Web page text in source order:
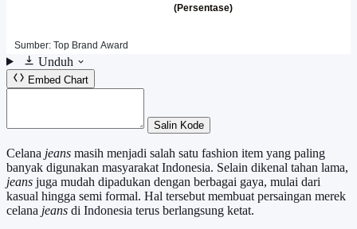
Unduh
Embed Chart
Salin Kode
Celana jeans masih menjadi salah satu fashion item yang paling
banyak digunakan masyarakat Indonesia. Selain dikenal tahan lama,
jeans juga mudah dipadukan dengan berbagai gaya, mulai dari
kasual hingga semi formal. Hal tersebut membuat persaingan merek
celana jeans di Indonesia terus berlangsung ketat.